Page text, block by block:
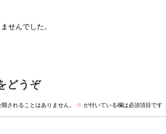
せんでした。
どうぞ
されることはありません。 ※ が付いている欄は必須項目です